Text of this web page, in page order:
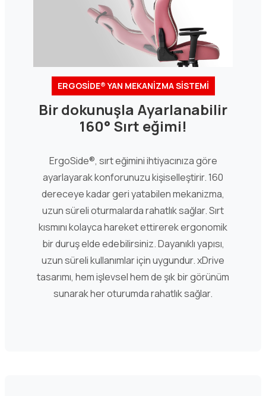
ERGOSİDE® YAN MEKANİZMA SİSTEMİ
Bir dokunuşla Ayarlanabilir
160° Sırt eğimi!
ErgoSide®, sırt eğimini ihtiyacınıza göre
ayarlayarak konforunuzu kişiselleştirir. 160
dereceye kadar geri yatabilen mekanizma,
uzun süreli oturmalarda rahatlık sağlar. Sırt
kısmını kolayca hareket ettirerek ergonomik
bir duruş elde edebilirsiniz. Dayanıklı yapısı,
uzun süreli kullanımlar için uygundur. xDrive
tasarımı, hem işlevsel hem de şık bir görünüm
sunarak her oturumda rahatlık sağlar.